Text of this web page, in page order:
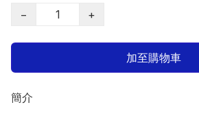
−
+
加至購物車
簡介